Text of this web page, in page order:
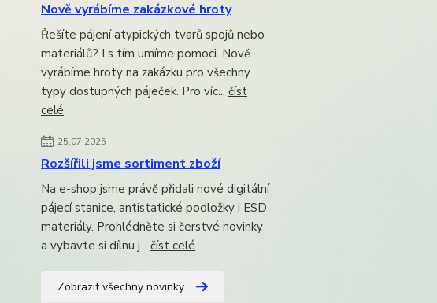
Nově vyrábíme zakázkové hroty
Řešíte pájení atypických tvarů spojů nebo
materiálů? I s tím umíme pomoci. Nově
vyrábíme hroty na zakázku pro všechny
typy dostupných páječek. Pro víc... číst
celé
25.07.2025
Rozšířili jsme sortiment zboží
Na e-shop jsme právě přidali nové digitální
pájecí stanice, antistatické podložky i ESD
materiály. Prohlédněte si čerstvé novinky
a vybavte si dílnu j... číst celé
Zobrazit všechny novinky